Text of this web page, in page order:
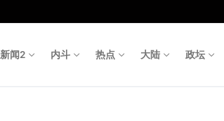
新闻2 内斗 热点 大陆 政坛